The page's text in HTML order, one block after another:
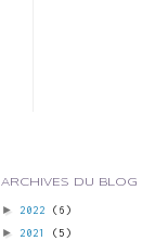
ARCHIVES DU BLOG
► 2022 (6)
► 2021 (5)